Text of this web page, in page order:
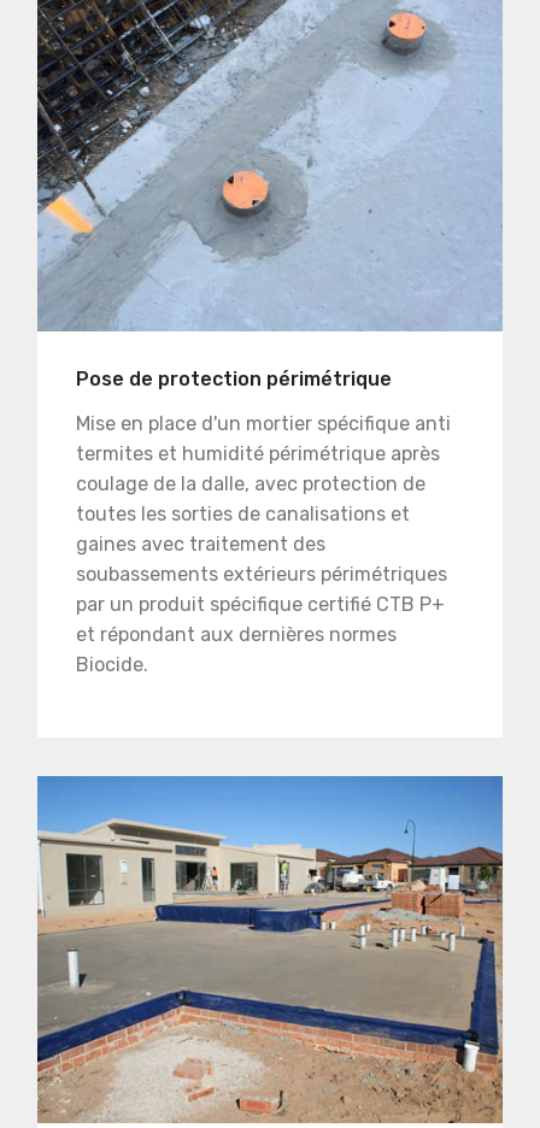
Pose de protection périmétrique
Mise en place d'un mortier spécifique anti
termites et humidité périmétrique après
coulage de la dalle, avec protection de
toutes les sorties de canalisations et
gaines avec traitement des
soubassements extérieurs périmétriques
par un produit spécifique certifié CTB P+
et répondant aux dernières normes
Biocide.